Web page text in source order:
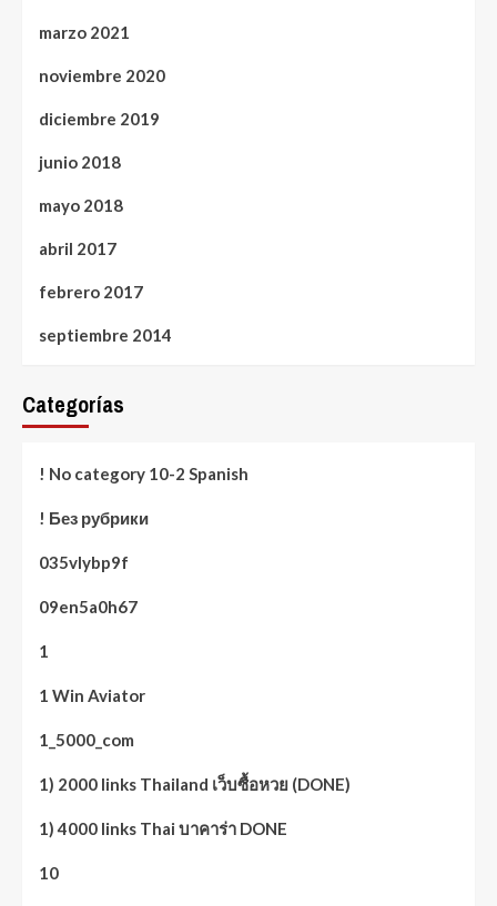
marzo 2021
noviembre 2020
diciembre 2019
junio 2018
mayo 2018
abril 2017
febrero 2017
septiembre 2014
Categorías
! No category 10-2 Spanish
! Без рубрики
035vlybp9f
09en5a0h67
1
1 Win Aviator
1_5000_com
1) 2000 links Thailand เว็บซื้อหวย (DONE)
1) 4000 links Thai บาคาร่า DONE
10